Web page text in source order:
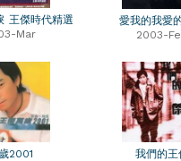
王傑時代精選
Mar
愛我的我愛
2003-
2001
我們的王